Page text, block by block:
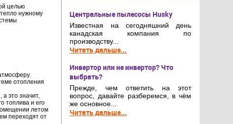
целью
нужному
отопления
это значит,
топлива и его
летом
переходят от
Центральные пылесосы Husky
Известная на сегодняшний день
канадская компания по
производству...
Читать дальше...
Инвертор или не инвертор? Что
выбрать?
Прежде, чем ответить на этот
вопрос, давайте разберемся, в чём
же основное...
Читать дальше...